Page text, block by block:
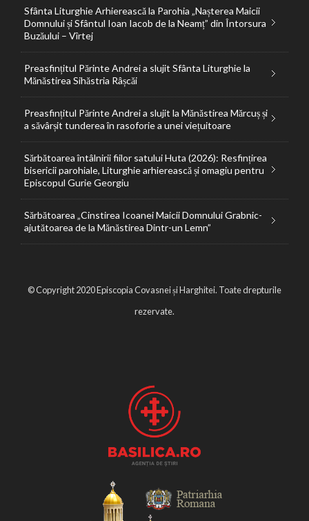
Sfânta Liturghie Arhierească la Parohia „Nașterea Maicii
Domnului și Sfântul Ioan Iacob de la Neamț” din Întorsura
Buzăului – Vîrtej
Preasfințitul Părinte Andrei a slujit Sfânta Liturghie la
Mănăstirea Sihăstria Râșcăi
Preasfințitul Părinte Andrei a slujit la Mănăstirea Mărcuș și
a săvârșit tunderea în rasoforie a unei viețuitoare
Sărbătoarea întâlnirii fiilor satului Huta (2026): Resfințirea
bisericii parohiale, Liturghie arhierească și omagiu pentru
Episcopul Gurie Georgiu
Sărbătoarea „Cinstirea Icoanei Maicii Domnului Grabnic-
ajutătoarea de la Mănăstirea Dintr-un Lemn”
© Copyright 2020 Episcopia Covasnei și Harghitei. Toate drepturile
rezervate.